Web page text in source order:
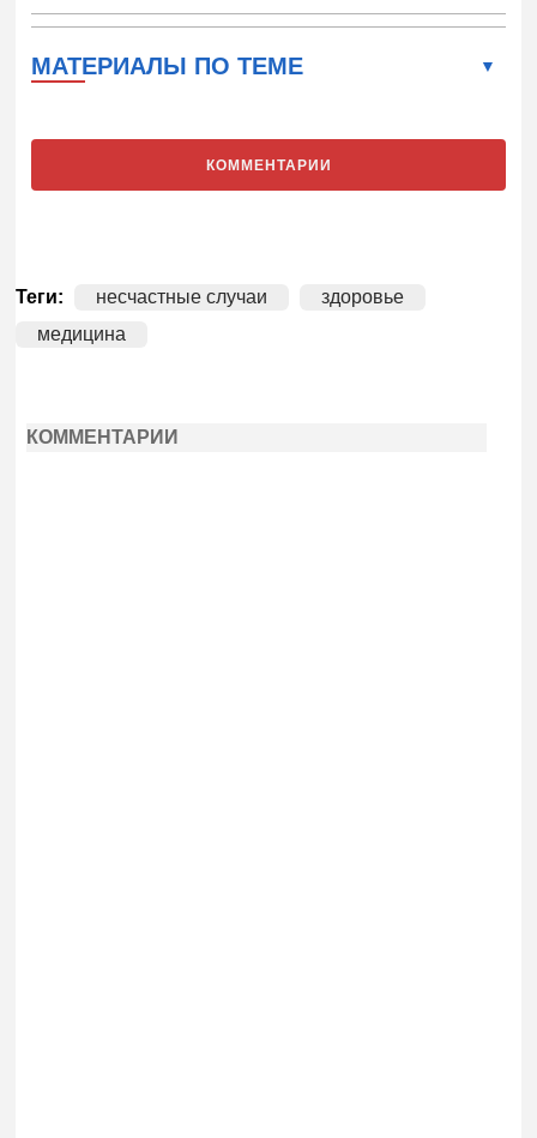
МАТЕРИАЛЫ ПО ТЕМЕ
КОММЕНТАРИИ
Теги: несчастные случаи
здоровье
медицина
КОММЕНТАРИИ